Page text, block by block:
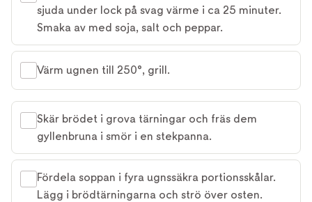
sjuda under lock på svag värme i ca 25 minuter.
Smaka av med soja, salt och peppar.
Värm ugnen till 250°, grill.
Skär brödet i grova tärningar och fräs dem
gyllenbruna i smör i en stekpanna.
Fördela soppan i fyra ugnssäkra portionsskålar.
Lägg i brödtärningarna och strö över osten.